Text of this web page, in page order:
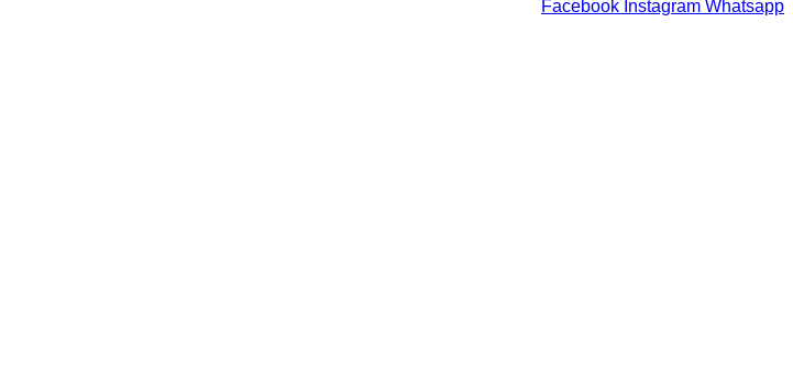
Facebook Instagram Whatsapp